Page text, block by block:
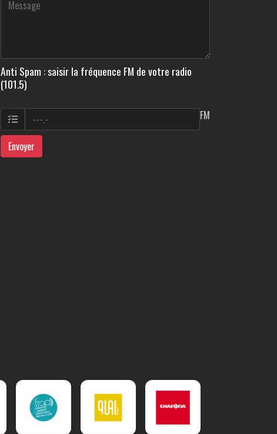
Anti Spam : saisir la fréquence FM de votre radio
(101.5)
FM
Envoyer